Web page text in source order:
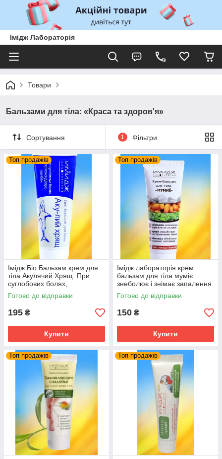
Імідж Лабораторія
Товари
Бальзами для тіла: «Краса та здоров'я»
Сортування 1 Фільтри
Топ продажів
Імідж Біо Бальзам крем для
тіла Акулячий Хрящ. При
суглобових болях,
остеохондрозі ударах.
Готово до відправки
195 ₴
Купити
Топ продажів
Імідж лабораторія крем
бальзам для тіла муміє
знеболює і знімає запалення
Готово до відправки
150 ₴
Купити
Топ продажів Топ продажів